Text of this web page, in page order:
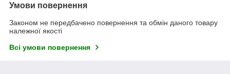
Умови повернення
Законом не передбачено повернення та обмін даного товару
належної якості
Всі умови повернення